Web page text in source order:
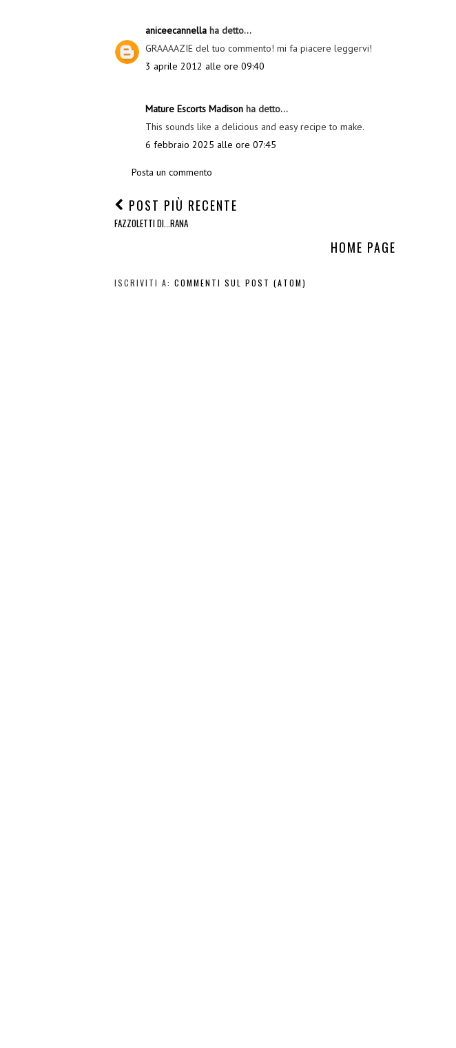
aniceecannella ha detto...
GRAAAAZIE del tuo commento! mi fa piacere leggervi!
3 aprile 2012 alle ore 09:40
Mature Escorts Madison ha detto...
This sounds like a delicious and easy recipe to make.
6 febbraio 2025 alle ore 07:45
Posta un commento
POST PIÙ RECENTE
FAZZOLETTI DI...RANA
HOME PAGE
ISCRIVITI A: COMMENTI SUL POST (ATOM)